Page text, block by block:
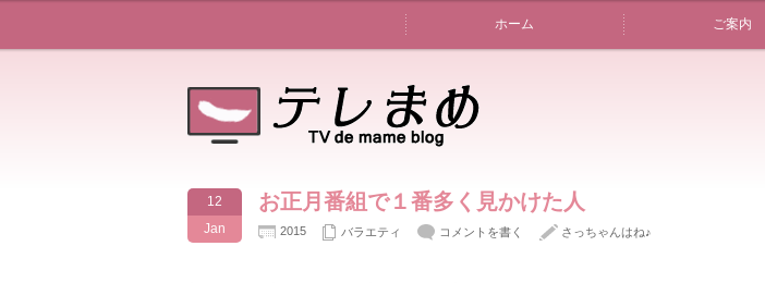
ホーム ご案内
12
Jan
お正月番組で１番多く見かけた人
2015 バラエティ コメントを書く さっちゃんはね♪